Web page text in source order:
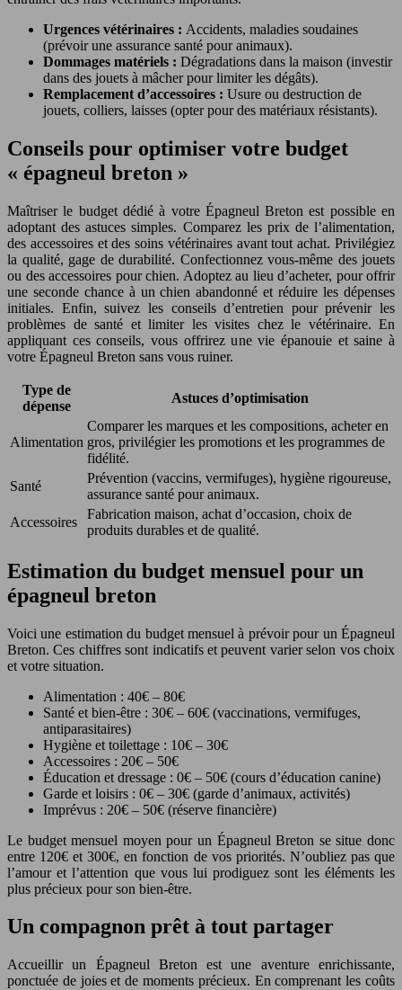
Urgences vétérinaires : Accidents, maladies soudaines
(prévoir une assurance santé pour animaux).
Dommages matériels : Dégradations dans la maison (investir
dans des jouets à mâcher pour limiter les dégâts).
Remplacement d’accessoires : Usure ou destruction de
jouets, colliers, laisses (opter pour des matériaux résistants).
Conseils pour optimiser votre budget
« épagneul breton »
Maîtriser le budget dédié à votre Épagneul Breton est possible en
adoptant des astuces simples. Comparez les prix de l’alimentation,
des accessoires et des soins vétérinaires avant tout achat. Privilégiez
la qualité, gage de durabilité. Confectionnez vous-même des jouets
ou des accessoires pour chien. Adoptez au lieu d’acheter, pour offrir
une seconde chance à un chien abandonné et réduire les dépenses
initiales. Enfin, suivez les conseils d’entretien pour prévenir les
problèmes de santé et limiter les visites chez le vétérinaire. En
appliquant ces conseils, vous offrirez une vie épanouie et saine à
votre Épagneul Breton sans vous ruiner.
Type de
dépense
Astuces d’optimisation
Alimentation
Comparer les marques et les compositions, acheter en
gros, privilégier les promotions et les programmes de
fidélité.
Santé
Prévention (vaccins, vermifuges), hygiène rigoureuse,
assurance santé pour animaux.
Accessoires
Fabrication maison, achat d’occasion, choix de
produits durables et de qualité.
Estimation du budget mensuel pour un
épagneul breton
Voici une estimation du budget mensuel à prévoir pour un Épagneul
Breton. Ces chiffres sont indicatifs et peuvent varier selon vos choix
et votre situation.
Alimentation : 40€ – 80€
Santé et bien-être : 30€ – 60€ (vaccinations, vermifuges,
antiparasitaires)
Hygiène et toilettage : 10€ – 30€
Accessoires : 20€ – 50€
Éducation et dressage : 0€ – 50€ (cours d’éducation canine)
Garde et loisirs : 0€ – 30€ (garde d’animaux, activités)
Imprévus : 20€ – 50€ (réserve financière)
Le budget mensuel moyen pour un Épagneul Breton se situe donc
entre 120€ et 300€, en fonction de vos priorités. N’oubliez pas que
l’amour et l’attention que vous lui prodiguez sont les éléments les
plus précieux pour son bien-être.
Un compagnon prêt à tout partager
Accueillir un Épagneul Breton est une aventure enrichissante,
ponctuée de joies et de moments précieux. En comprenant les coûts